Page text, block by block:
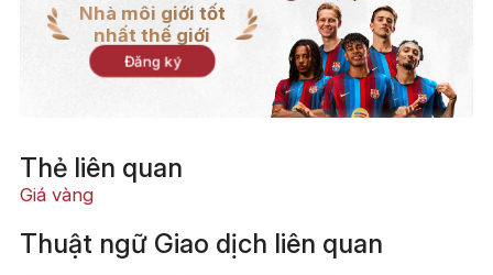
Nhà môi giới tốt
nhất thế giới
Đăng ký
Thẻ liên quan
Giá vàng
Thuật ngữ Giao dịch liên quan